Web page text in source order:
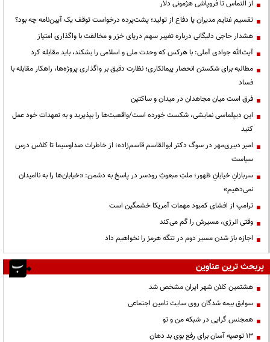
از التماس تا فروپاشی هژمونی دلار
تقسیم غنایم مدیران یا دفاع از تولید؛ پشت‌پرده درخواست توقف یک آیین‌نامه چه بود؟
هشدار حاجی دلیگانی درباره تغییر سهم دریای خزر و مخالفت با واگذاری امتیاز
آیت‌الله جوادی آملی: با هرکس که وحدت ملی و اسلامی را بشکند، باید مقابله کرد
مطالبه برای شکستن انحصار پیمانکاری؛ نظارت دقیق بر واگذاری پروژه‌ها، راهکار مقابله با
فساد
فرق است میان مجاهدان در میدان و ساکتین
این دیپلماسی نمایشی، شکست خورده است/واقعیت‌ها را بپذیرید و به تعهدات خود عمل
کنید
امیر دبیری‌مهر در سوگ دکتر ابوالقاسم قاسم‌زاده؛ از خاطرات صداوسیما تا کلاس درس
سیاست
سربازانِ خیابانِ ظهور؛ ملتِ مبعوثِ رودسر در پاسخ به دشمن: «خیابان‌ها را به ناامیدان
نمی‌دهیم»
ترامپ از افشای کمبود مهمات آمریکا خشمگین است
وقتی انرژی، مسیرش را گم می‌کند
اجازه باز شدن مسیر دوم در تنگه هرمز را نخواهیم داد
پربحث ترین عناوین
هشتمین کلان شهر ایران مشخص شد
سوابق بیمه شدگان روی سایت تامین اجتماعی
همجنس گرایی در شبکه من و تو
13 توصیه آسان برای رفع بوی بد دهان